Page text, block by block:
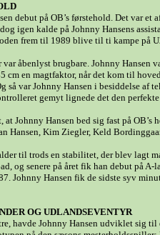
debut på OB’s førstehold. Det var
igen kalde på Johnny Hansens
frem til 1989 blive til ti kampe på
var åbenlyst brugbare. Johnny
cm en magtfaktor, når det kom til
så var Johnny Hansen i besiddelse
gemyt lignede det den
Johnny Hansen bed sig fast på
Hansen, Kim Ziegler, Keld
til trods en stabilitet, der blev
og senere på året fik han debut på
Johnny Hansen fik de sidste syv
OG UDLANDSEVENTYR
havde Johnny Hansen udviklet sig